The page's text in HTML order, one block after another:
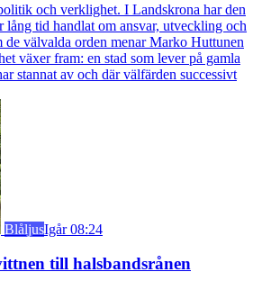
och verklighet. I Landskrona har den
lång tid handlat om ansvar, utveckling och
välvalda orden menar Marko Huttunen
växer fram: en stad som lever på gamla
stannat av och där välfärden successivt
BlåljusIgår 08:24
till halsbandsrånen